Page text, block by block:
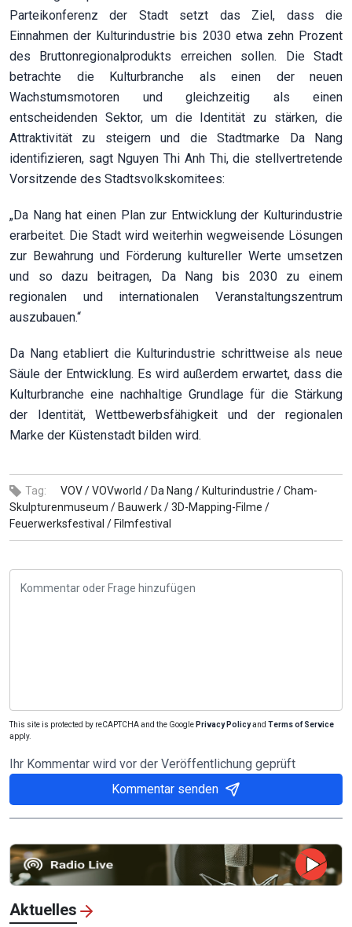
Parteikonferenz der Stadt setzt das Ziel, dass die
Einnahmen der Kulturindustrie bis 2030 etwa zehn Prozent
des Bruttonregionalprodukts erreichen sollen. Die Stadt
betrachte die Kulturbranche als einen der neuen
Wachstumsmotoren und gleichzeitig als einen
entscheidenden Sektor, um die Identität zu stärken, die
Attraktivität zu steigern und die Stadtmarke Da Nang
identifizieren, sagt Nguyen Thi Anh Thi, die stellvertretende
Vorsitzende des Stadtsvolkskomitees:
„Da Nang hat einen Plan zur Entwicklung der Kulturindustrie
erarbeitet. Die Stadt wird weiterhin wegweisende Lösungen
zur Bewahrung und Förderung kultureller Werte umsetzen
und so dazu beitragen, Da Nang bis 2030 zu einem
regionalen und internationalen Veranstaltungszentrum
auszubauen.“
Da Nang etabliert die Kulturindustrie schrittweise als neue
Säule der Entwicklung. Es wird außerdem erwartet, dass die
Kulturbranche eine nachhaltige Grundlage für die Stärkung
der Identität, Wettbewerbsfähigkeit und der regionalen
Marke der Küstenstadt bilden wird.
Tag: VOV /VOVworld / Da Nang / Kulturindustrie /Cham-
Skulpturenmuseum / Bauwerk /3D-Mapping-Filme /
Feuerwerksfestival / Filmfestival
This site is protected by reCAPTCHA and the Google Privacy Policyand Terms of Service
apply.
Ihr Kommentar wird vor der Veröffentlichung geprüft
Kommentar senden
Aktuelles